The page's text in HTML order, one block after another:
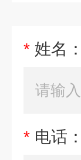
* 姓名：
* 电话：